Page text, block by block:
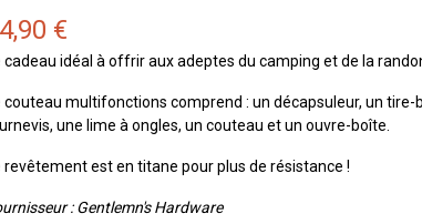
€
cadeau idéal à offrir aux adeptes du camping et de la
couteau multifonctions comprend : un décapsuleur, un tire-
une lime à ongles, un couteau et un ouvre-boîte.
revêtement est en titane pour plus de résistance !
: Gentlemn's Hardware